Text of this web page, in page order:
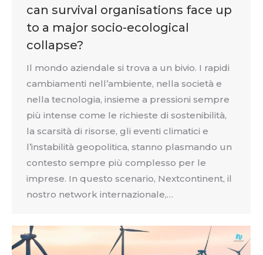
can survival organisations face up
to a major socio-ecological
collapse?
Il mondo aziendale si trova a un bivio. I rapidi
cambiamenti nell’ambiente, nella società e
nella tecnologia, insieme a pressioni sempre
più intense come le richieste di sostenibilità,
la scarsità di risorse, gli eventi climatici e
l’instabilità geopolitica, stanno plasmando un
contesto sempre più complesso per le
imprese. In questo scenario, Nextcontinent, il
nostro network internazionale,…